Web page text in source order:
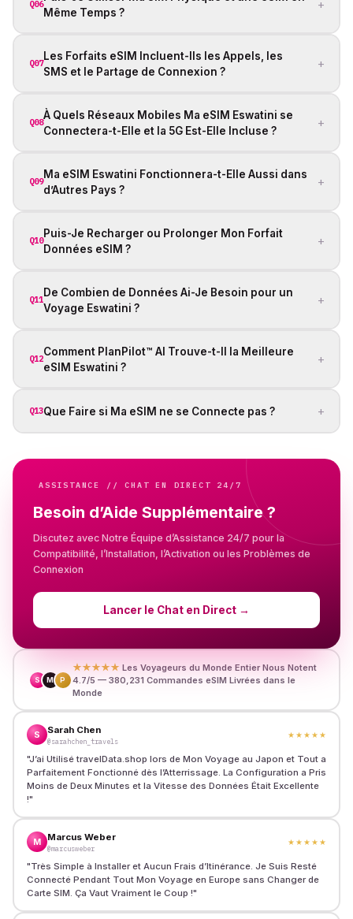
Q06
Même Temps ?
+
Q07
Les Forfaits eSIM Incluent-Ils les Appels, les
SMS et le Partage de Connexion ?
+
Q08
À Quels Réseaux Mobiles Ma eSIM Eswatini se
Connectera-t-Elle et la 5G Est-Elle Incluse ?
+
Q09
Ma eSIM Eswatini Fonctionnera-t-Elle Aussi dans
d’Autres Pays ?
+
Q10
Puis-Je Recharger ou Prolonger Mon Forfait
Données eSIM ?
+
Q11
De Combien de Données Ai-Je Besoin pour un
Voyage Eswatini ?
+
Q12
Comment PlanPilot™ AI Trouve-t-Il la Meilleure
eSIM Eswatini ?
+
Q13Que Faire si Ma eSIM ne se Connecte pas ? +
ASSISTANCE // CHAT EN DIRECT 24/7
Besoin d’Aide Supplémentaire ?
Discutez avec Notre Équipe d’Assistance 24/7 pour la
Compatibilité, l’Installation, l’Activation ou les Problèmes de
Connexion
Lancer le Chat en Direct →
S M P
★★★★★ Les Voyageurs du Monde Entier Nous Notent
4.7/5 — 380,231 Commandes eSIM Livrées dans le
Monde
S Sarah Chen
@sarahchen_travels
★★★★★
"J’ai Utilisé travelData.shop lors de Mon Voyage au Japon et Tout a
Parfaitement Fonctionné dès l’Atterrissage. La Configuration a Pris
Moins de Deux Minutes et la Vitesse des Données Était Excellente
!"
M Marcus Weber
@marcusweber
★★★★★
"Très Simple à Installer et Aucun Frais d’Itinérance. Je Suis Resté
Connecté Pendant Tout Mon Voyage en Europe sans Changer de
Carte SIM. Ça Vaut Vraiment le Coup !"